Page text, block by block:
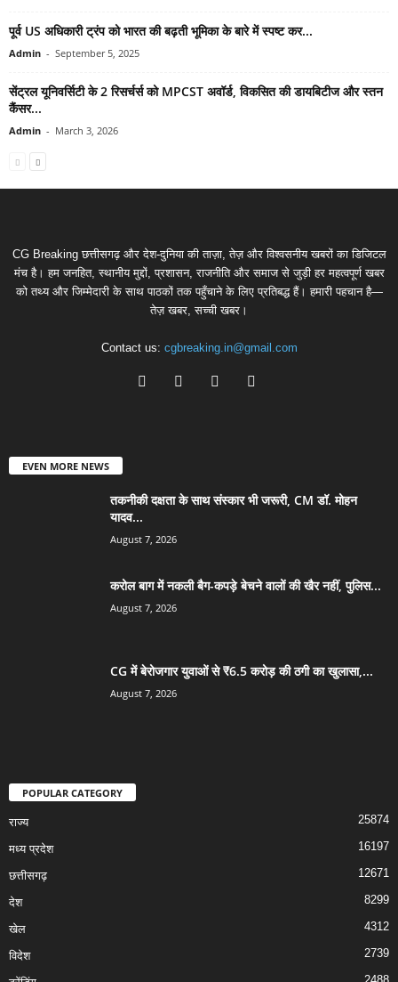
पूर्व US अधिकारी ट्रंप को भारत की बढ़ती भूमिका के बारे में स्पष्ट कर...
Admin - September 5, 2025
सेंट्रल यूनिवर्सिटी के 2 रिसर्चर्स को MPCST अवॉर्ड, विकसित की डायबिटीज और स्तन
कैंसर...
Admin - March 3, 2026
CG Breaking छत्तीसगढ़ और देश-दुनिया की ताज़ा, तेज़ और विश्वसनीय खबरों का डिजिटल
मंच है। हम जनहित, स्थानीय मुद्दों, प्रशासन, राजनीति और समाज से जुड़ी हर महत्वपूर्ण खबर
को तथ्य और जिम्मेदारी के साथ पाठकों तक पहुँचाने के लिए प्रतिबद्ध हैं। हमारी पहचान है—
तेज़ खबर, सच्ची खबर।
Contact us: cgbreaking.in@gmail.com
EVEN MORE NEWS
तकनीकी दक्षता के साथ संस्कार भी जरूरी, CM डॉ. मोहन
यादव...
August 7, 2026
करोल बाग में नकली बैग-कपड़े बेचने वालों की खैर नहीं, पुलिस...
August 7, 2026
CG में बेरोजगार युवाओं से ₹6.5 करोड़ की ठगी का खुलासा,...
August 7, 2026
POPULAR CATEGORY
राज्य 25874
मध्य प्रदेश 16197
छत्तीसगढ़ 12671
देश 8299
खेल 4312
विदेश 2739